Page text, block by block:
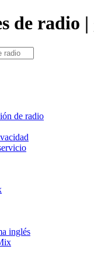
de radio |
de radio
inglés